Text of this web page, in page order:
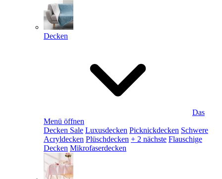
Decken
Das
Menü öffnen
Decken Sale Luxusdecken Picknickdecken Schwere
Acryldecken Plüschdecken + 2 nächste Flauschige
Decken Mikrofaserdecken